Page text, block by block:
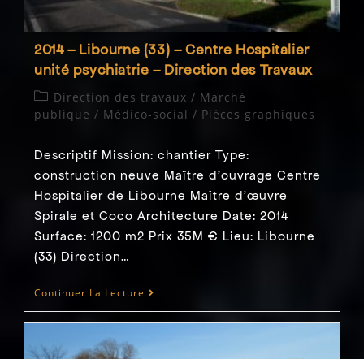
2014 – Libourne (33) – Centre Hospitalier
unité psychiatrie – Direction des Travaux
Post
category:
Direction des travaux / Marché
publique / Médico-social / Pièces graphiques
Descriptif Mission: chantier Type:
construction neuve Maître d'ouvrage Centre
Hospitalier de Libourne Maître d’œuvre
Spirale et Coco Architecture Date: 2014
Surface: 1200 m2 Prix 35M € Lieu: Libourne
(33) Direction…
Continuer La Lecture 2014
–